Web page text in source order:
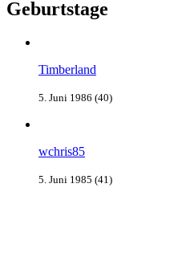
Geburtstage
Timberland
5. Juni 1986 (40)
wchris85
5. Juni 1985 (41)